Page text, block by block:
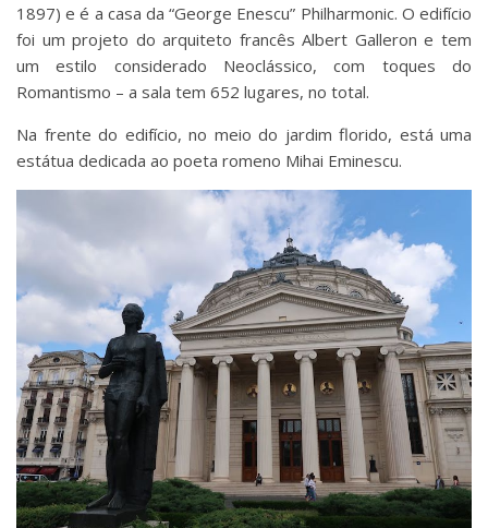
1897) e é a casa da “George Enescu” Philharmonic. O edifício
foi um projeto do arquiteto francês Albert Galleron e tem
um estilo considerado Neoclássico, com toques do
Romantismo – a sala tem 652 lugares, no total.
Na frente do edifício, no meio do jardim florido, está uma
estátua dedicada ao poeta romeno Mihai Eminescu.